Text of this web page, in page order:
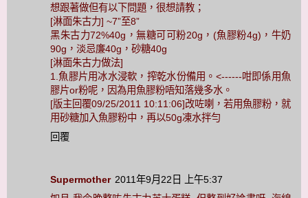
想跟著做但有以下問題，很想請教；
[淋面朱古力] ~7”至8”
黑朱古力72%40g，無糖可可粉20g，(魚膠粉4g)，牛奶
90g，淡忌廉40g，砂糖40g
[淋面朱古力做法]
1.魚膠片用冰水浸軟，搾乾水份備用。<------咁即係用魚
膠片or粉呢，因為用魚膠粉唔知落幾多水。
[版主回覆09/25/2011 10:11:06]改咗喇，若用魚膠粉，就
用砂糖加入魚膠粉中，再以50g凍水拌勻
回覆
Supermother 2011年9月22日 上午5:37